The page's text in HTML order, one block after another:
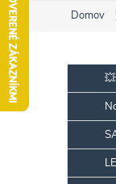
Domov
o
č
n